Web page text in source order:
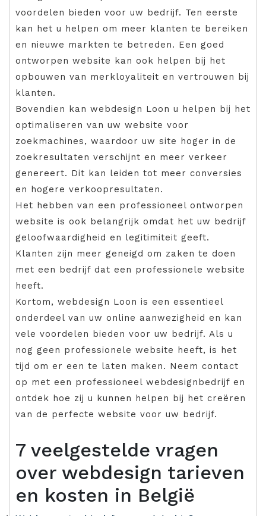
voordelen bieden voor uw bedrijf. Ten eerste
kan het u helpen om meer klanten te bereiken
en nieuwe markten te betreden. Een goed
ontworpen website kan ook helpen bij het
opbouwen van merkloyaliteit en vertrouwen bij
klanten.
Bovendien kan webdesign Loon u helpen bij het
optimaliseren van uw website voor
zoekmachines, waardoor uw site hoger in de
zoekresultaten verschijnt en meer verkeer
genereert. Dit kan leiden tot meer conversies
en hogere verkoopresultaten.
Het hebben van een professioneel ontworpen
website is ook belangrijk omdat het uw bedrijf
geloofwaardigheid en legitimiteit geeft.
Klanten zijn meer geneigd om zaken te doen
met een bedrijf dat een professionele website
heeft.
Kortom, webdesign Loon is een essentieel
onderdeel van uw online aanwezigheid en kan
vele voordelen bieden voor uw bedrijf. Als u
nog geen professionele website heeft, is het
tijd om er een te laten maken. Neem contact
op met een professioneel webdesignbedrijf en
ontdek hoe zij u kunnen helpen bij het creëren
van de perfecte website voor uw bedrijf.
7 veelgestelde vragen
over webdesign tarieven
en kosten in België